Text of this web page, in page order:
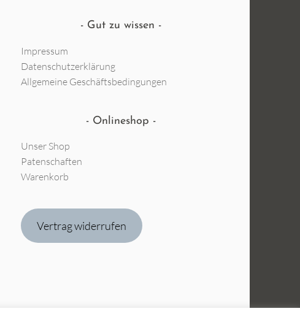
Gut zu wissen
Impressum
Datenschutzerklärung
Allgemeine Geschäftsbedingungen
Onlineshop
Unser Shop
Patenschaften
Warenkorb
Vertrag widerrufen